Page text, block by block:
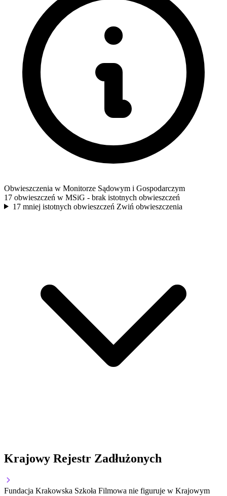
Obwieszczenia w Monitorze Sądowym i Gospodarczym
17 obwieszczeń w MSiG - brak istotnych obwieszczeń
17 mniej istotnych obwieszczeń Zwiń obwieszczenia
Krajowy Rejestr Zadłużonych
Fundacja Krakowska Szkoła Filmowa nie figuruje w Krajowym